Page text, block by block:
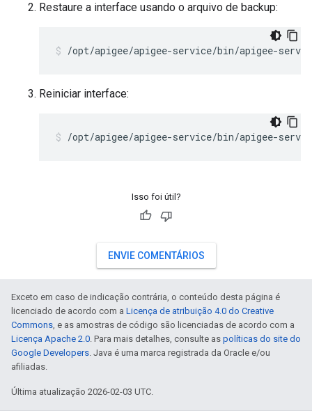
Restaure a interface usando o arquivo de backup:
/opt/apigee/apigee-service/bin/apigee-
Reiniciar interface:
/opt/apigee/apigee-service/bin/apigee-
Isso foi útil?
ENVIE COMENTÁRIOS
Exceto em caso de indicação contrária, o conteúdo desta página é
licenciado de acordo com a Licença de atribuição 4.0 do Creative
Commons, e as amostras de código são licenciadas de acordo com a
Licença Apache 2.0. Para mais detalhes, consulte as políticas do site do
Google Developers. Java é uma marca registrada da Oracle e/ou
afiliadas.
Última atualização 2026-02-03 UTC.